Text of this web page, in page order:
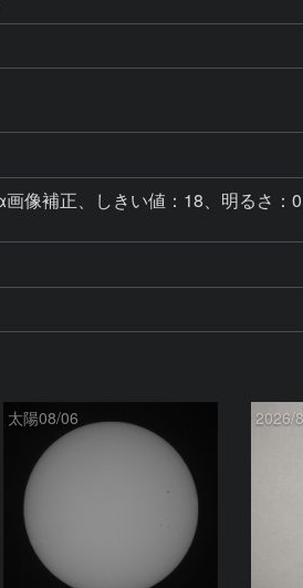
像補正、しきい値：18、明るさ
太陽08/06 2026/